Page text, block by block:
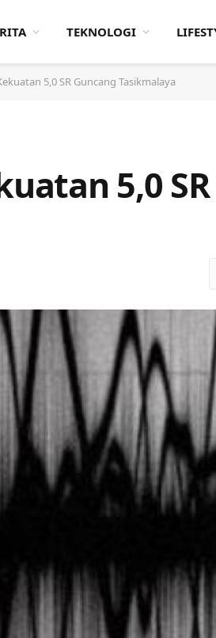
TEKNOLOGI
5,0 SR Guncang Tasikmalaya
5,0